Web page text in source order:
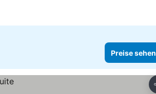
Preise sehen